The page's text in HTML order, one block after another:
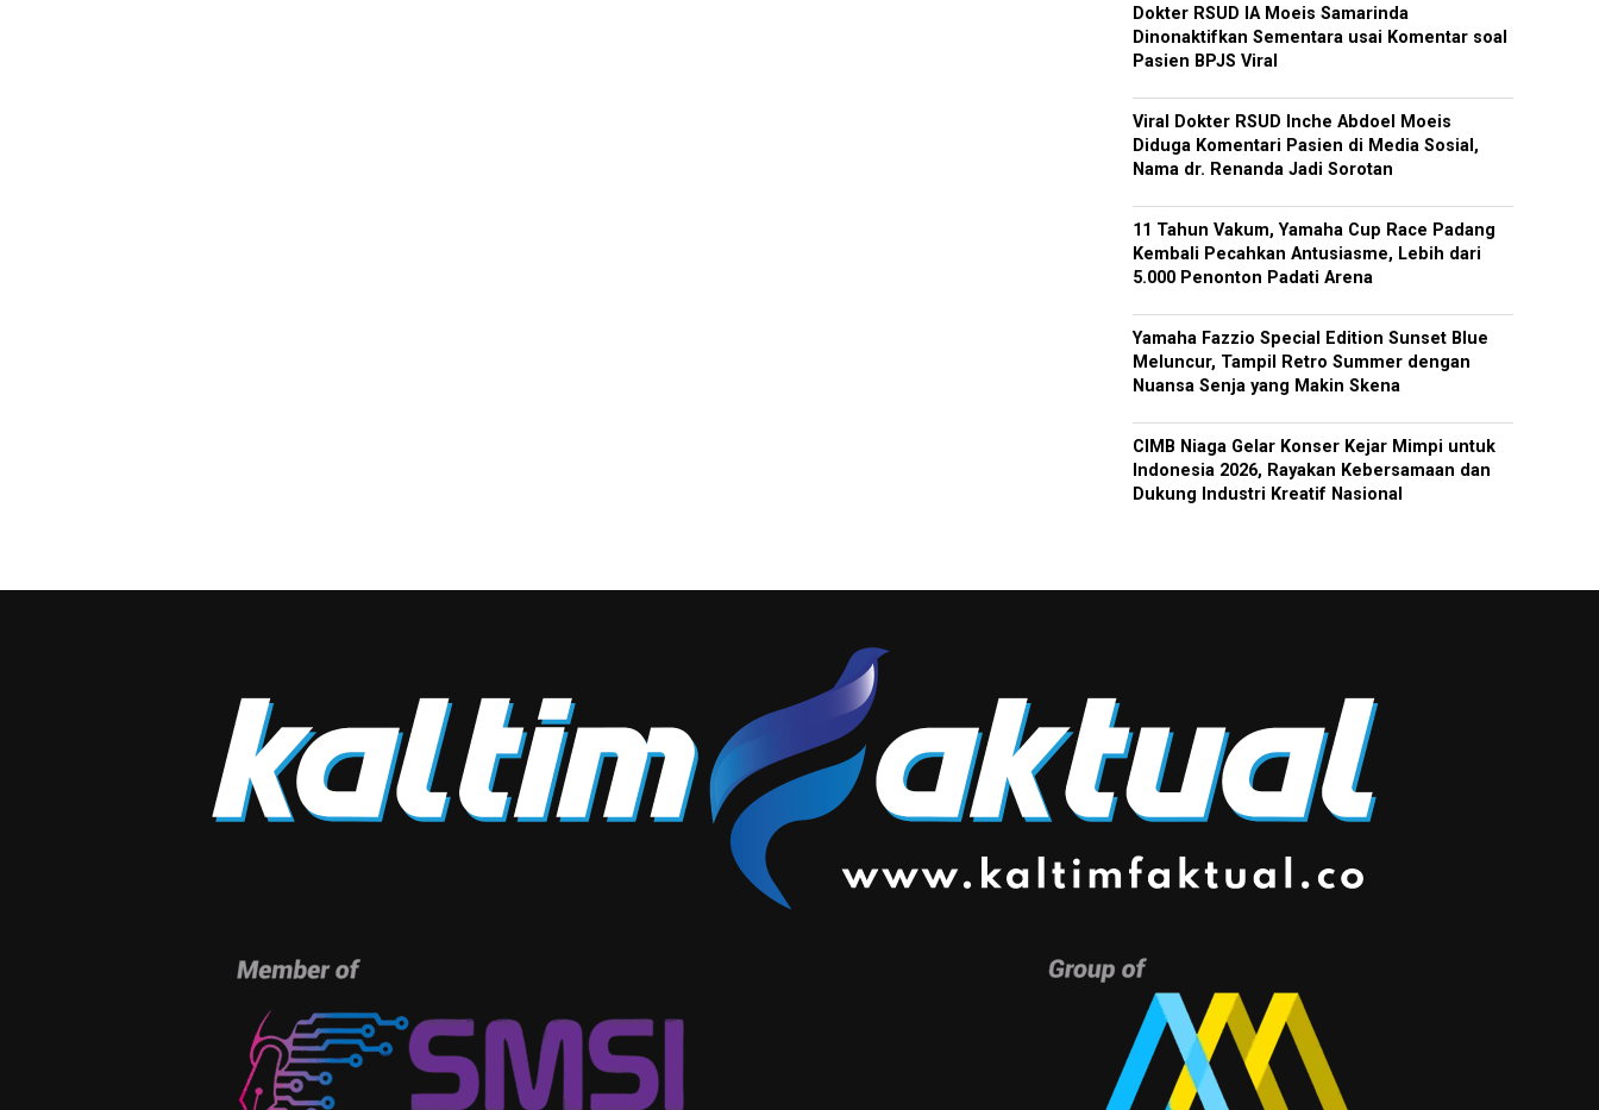
Dokter RSUD IA Moeis Samarinda
Dinonaktifkan Sementara usai Komentar soal
Pasien BPJS Viral
Viral Dokter RSUD Inche Abdoel Moeis
Diduga Komentari Pasien di Media Sosial,
Nama dr. Renanda Jadi Sorotan
11 Tahun Vakum, Yamaha Cup Race Padang
Kembali Pecahkan Antusiasme, Lebih dari
5.000 Penonton Padati Arena
Yamaha Fazzio Special Edition Sunset Blue
Meluncur, Tampil Retro Summer dengan
Nuansa Senja yang Makin Skena
CIMB Niaga Gelar Konser Kejar Mimpi untuk
Indonesia 2026, Rayakan Kebersamaan dan
Dukung Industri Kreatif Nasional